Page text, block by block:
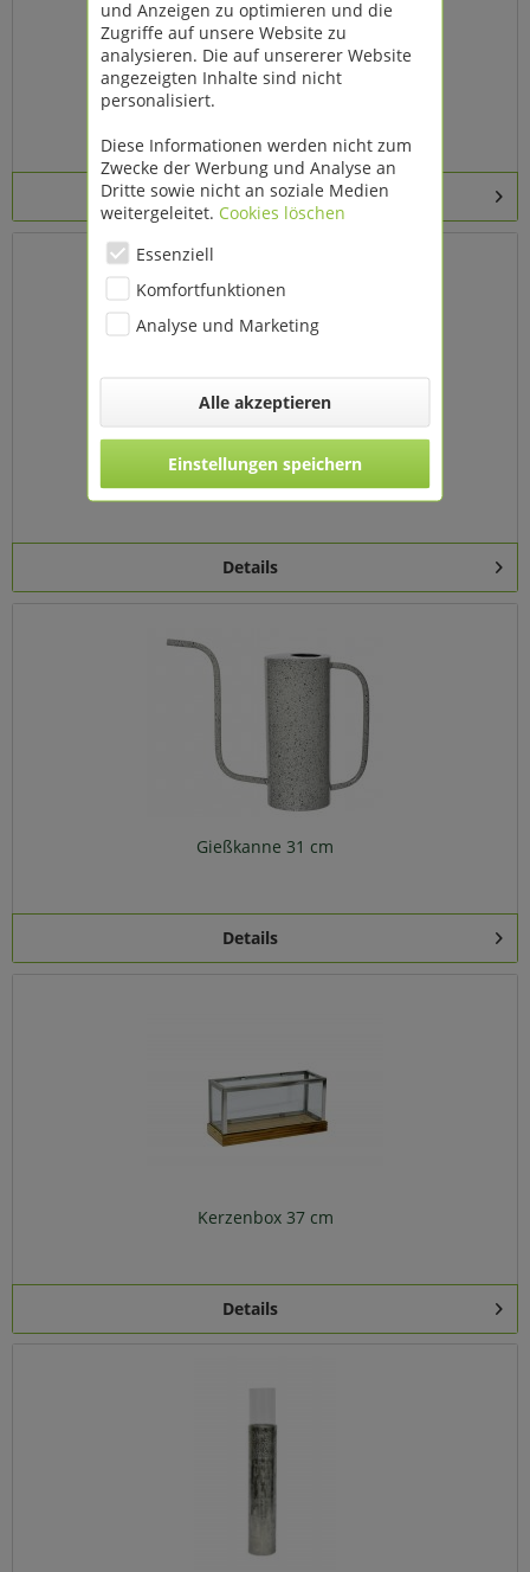
Gartenbank mit zwei Sitzen 155cm
Details
Gartenbank Rom 120 cm
Details
Gießkanne 31 cm
Details
Kerzenbox 37 cm
Details
und Anzeigen zu optimieren und die
Zugriffe auf unsere Website zu
analysieren. Die auf unsererer Website
angezeigten Inhalte sind nicht
personalisiert.
Diese Informationen werden nicht zum
Zwecke der Werbung und Analyse an
Dritte sowie nicht an soziale Medien
weitergeleitet. Cookies löschen
Essenziell
Komfortfunktionen
Analyse und Marketing
Alle akzeptieren
Einstellungen speichern